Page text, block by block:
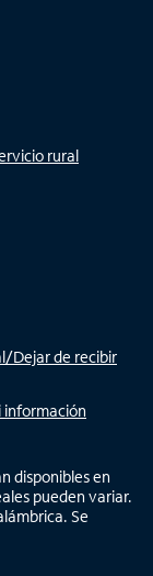
rural
Dejar de recibir
información
disponibles en
pueden variar.
Se